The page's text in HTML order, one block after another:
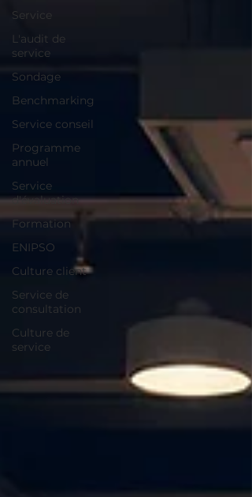
Service
L'audit de
service
Sondage
Benchmarking
Service conseil
Programme
annuel
Service
d'évaluation
Formation
ENIPSO
Culture client
Service de
consultation
Culture de
service